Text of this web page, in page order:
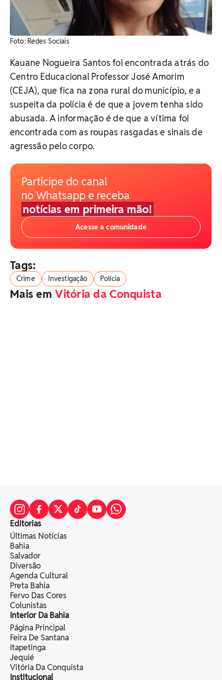
Foto: Redes Sociais
Kauane Nogueira Santos foi encontrada atrás do
Centro Educacional Professor José Amorim
(CEJA), que fica na zona rural do município, e a
suspeita da polícia é de que a jovem tenha sido
abusada. A informação é de que a vítima foi
encontrada com as roupas rasgadas e sinais de
agressão pelo corpo.
Participe do canal
no Whatsapp e receba
notícias em primeira mão!
Acesse a comunidade
Tags:
Crime Investigação Polícia
Mais emVitória da Conquista
Editorias
Últimas Notícias
Bahia
Salvador
Diversão
Agenda Cultural
Preta Bahia
Fervo Das Cores
Colunistas
Interior Da Bahia
Página Principal
Feira De Santana
Itapetinga
Jequié
Vitória Da Conquista
Institucional